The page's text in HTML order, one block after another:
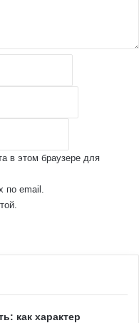
в этом браузере для
email.
как характер